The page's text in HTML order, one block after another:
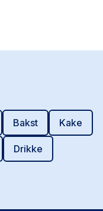
Bakst Kake
Drikke